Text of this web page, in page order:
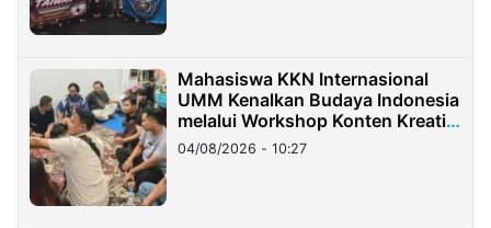
Mahasiswa KKN Internasional
UMM Kenalkan Budaya Indonesia
melalui Workshop Konten Kreatif
di Taiwan
04/08/2026 - 10:27